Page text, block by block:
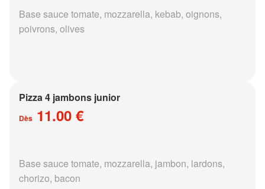
Base sauce tomate, mozzarella, kebab, oignons,
poivrons, olives
Pizza 4 jambons junior
Dès 11.00 €
Base sauce tomate, mozzarella, jambon, lardons,
chorizo, bacon